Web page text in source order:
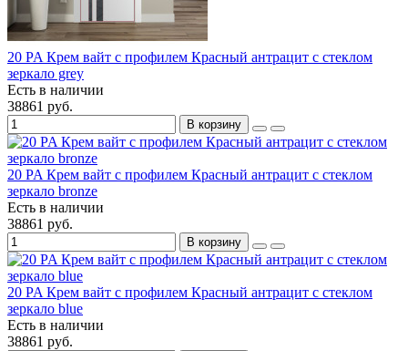
20 PA Крем вайт с профилем Красный антрацит с стеклом
зеркало grey
Есть в наличии
38861 руб.
В корзину
20 PA Крем вайт с профилем Красный антрацит с стеклом
зеркало bronze
Есть в наличии
38861 руб.
В корзину
20 PA Крем вайт с профилем Красный антрацит с стеклом
зеркало blue
Есть в наличии
38861 руб.